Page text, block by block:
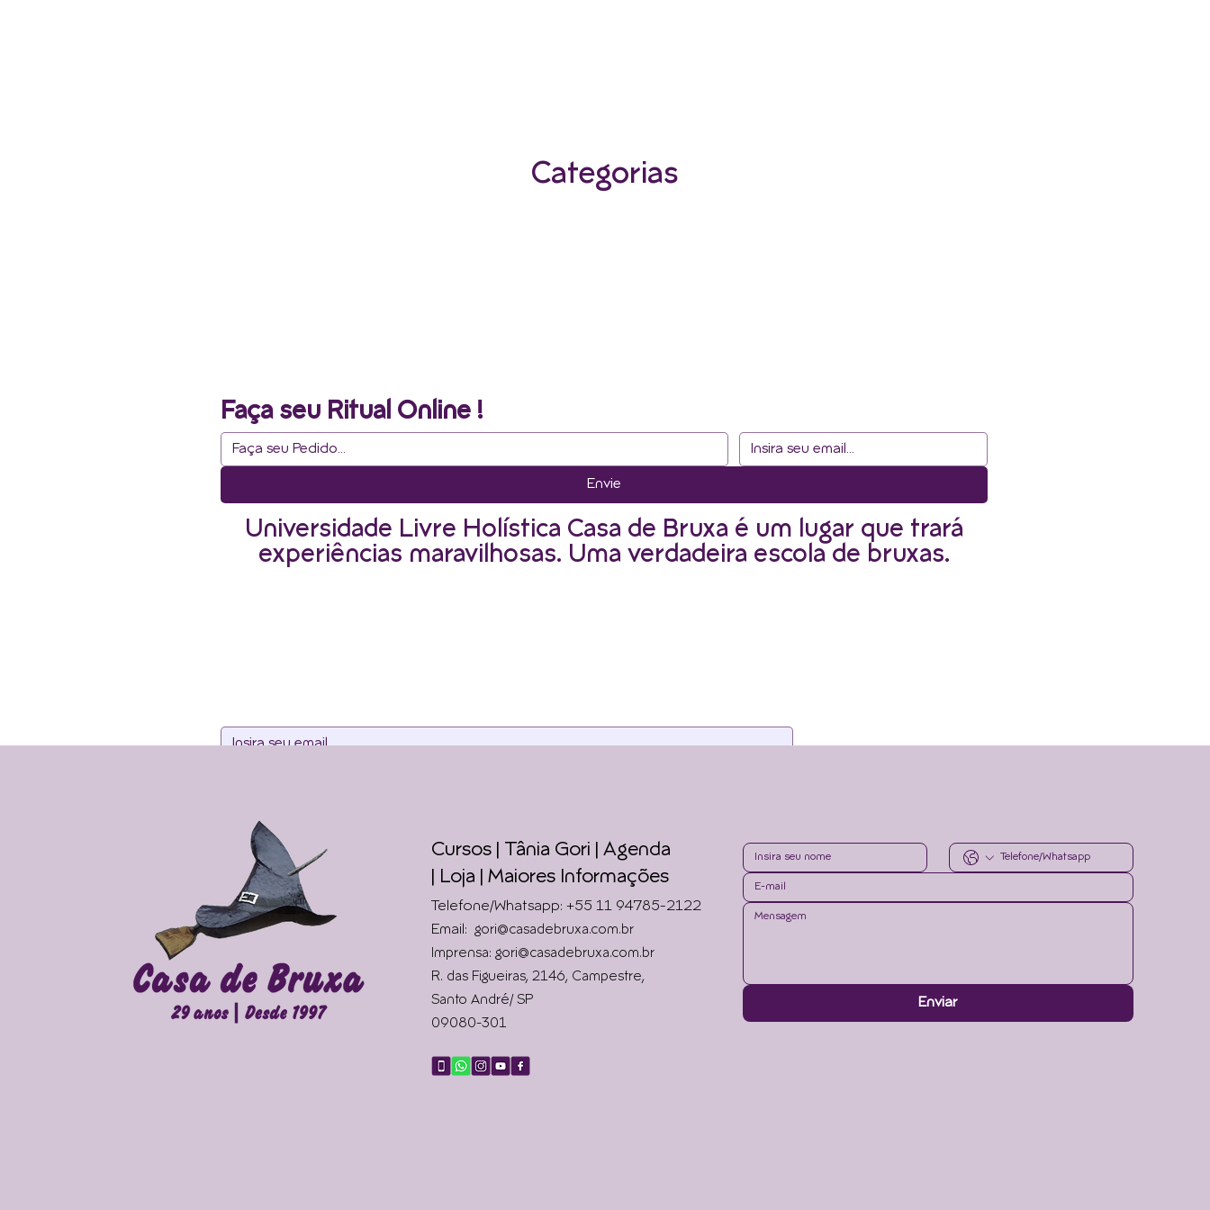
Categorias
Faça seu Ritual Online !
Envie
Universidade Livre Holística Casa de Bruxa é um lugar que trará
experiências maravilhosas. Uma verdadeira escola de bruxas.
Envie
Cursos | Tânia Gori | Agenda
Loja | Maiores Informações
Telefone/Whatsapp: +55 11 94785-2122
Email: gori@casadebruxa.com.br
Imprensa: gori@casadebruxa.com.br
R. das Figueiras, 2146, Campestre,
Santo André/ SP
09080-301
Enviar